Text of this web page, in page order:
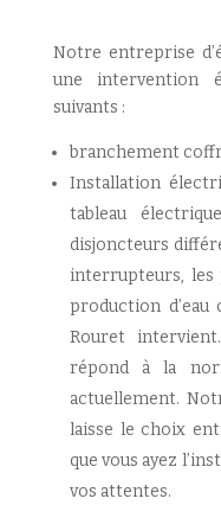
Notre entreprise
une intervention
suivants :
branchement
Installation
tableau
disjoncteurs
interrupteurs, les
production
Rouret
répond à la
actuellement.
laisse le choix
que vous ayez
vos attentes.